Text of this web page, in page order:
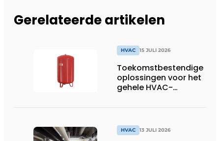
Gerelateerde artikelen
HVAC 15 JULI 2026
Toekomstbestendige
oplossingen voor het
gehele HVAC-
HVAC 13 JULI 2026